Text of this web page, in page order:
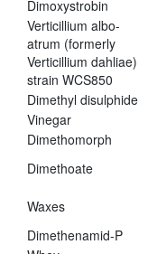
Dimoxystrobin
Verticillium albo-
atrum (formerly
Verticillium dahliae)
strain WCS850
Dimethyl disulphide
Vinegar
Dimethomorph
Dimethoate
Waxes
Dimethenamid-P